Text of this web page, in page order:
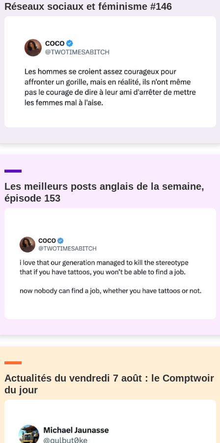
Réseaux sociaux et féminisme #146
Les meilleurs posts anglais de la semaine,
épisode 153
Actualités du vendredi 7 août : le Comptwoir
du jour